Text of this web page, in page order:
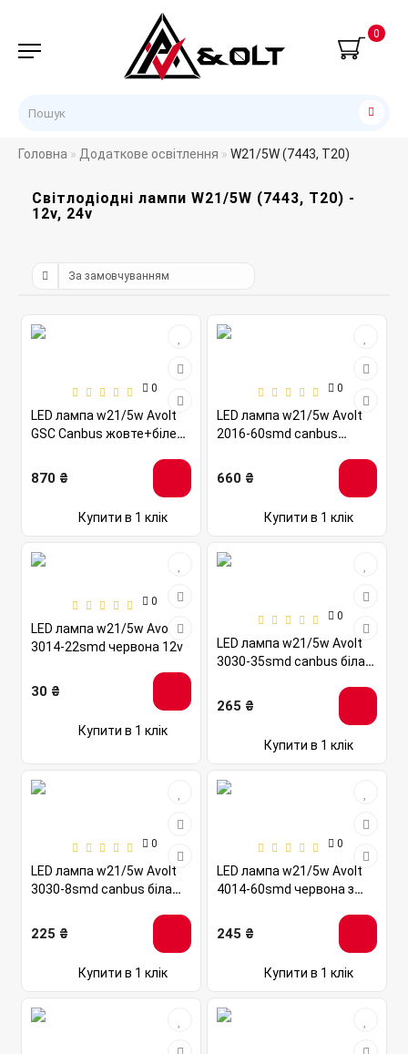
0
Головна Додаткове освітлення W21/5W (7443, T20)
Світлодіодні лампи W21/5W (7443, T20) -
12v, 24v
0
LED лампа w21/5w Avolt
GSC Canbus жовте+біле
870 ₴
Купити в 1 клік
0
LED лампа w21/5w Avolt
2016-60smd canbus
660 ₴
Купити в 1 клік
0
LED лампа w21/5w Avolt
3014-22smd червона 12v
30 ₴
Купити в 1 клік
0
LED лампа w21/5w Avolt
3030-35smd canbus біла
265 ₴
Купити в 1 клік
0
LED лампа w21/5w Avolt
3030-8smd canbus біла
225 ₴
Купити в 1 клік
0
LED лампа w21/5w Avolt
4014-60smd червона з
245 ₴
Купити в 1 клік